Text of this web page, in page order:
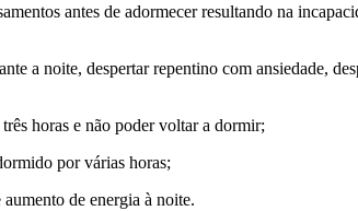
antes de adormecer resultando na
a noite, despertar repentino com ansiedade,
horas e não poder voltar a dormir;
por várias horas;
de energia à noite.